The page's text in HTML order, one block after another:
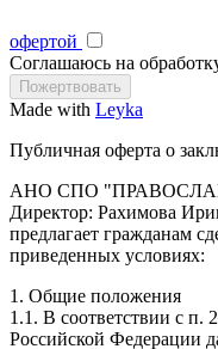
офертой
Соглашаюсь на
Made with Leyka
Публичная оферта о
АНО СПО
Директор: Рахимова
предлагает гражданам
приведенных условиях:
1. Общие положения
1.1. В соответствии с п.
Российской Федерации